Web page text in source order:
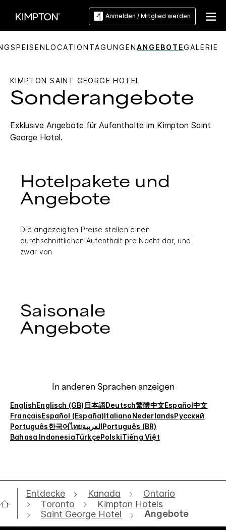
Anmelden / Mitglied werden
SPEISENLOCATION TAGUNGENANGEBOTEGALERIE
KIMPTON SAINT GEORGE HOTEL
Sonderangebote
Exklusive Angebote für Aufenthalte im Kimpton Saint
George Hotel.
Hotelpakete und
Angebote
Die angezeigten Preise stellen einen
durchschnittlichen Aufenthalt pro Nacht dar, und
zwar von
Saisonale
Angebote
In anderen Sprachen anzeigen
EnglishEnglisch (GB) 日本語Deutsch繁體中文Español中文
FrançaisEspañol (España)ItalianoNederlandsРусский
Português한국어ไทยالعربيةPortuguês (BR)
Bahasa IndonesiaTürkçePolskiTiếng Việt
Entdecke Kanada
Ontario
Toronto
Kimpton Hotels
Saint George Hotel
Angebote